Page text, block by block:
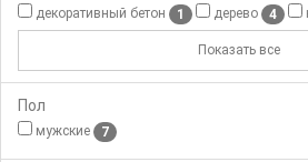
декоративный бетон
1 дерево 4
Показать все
Пол
мужские 7